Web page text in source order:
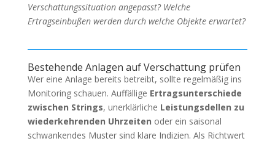
Verschattungssituation angepasst? Welche
Ertragseinbußen werden durch welche Objekte erwartet?
Bestehende Anlagen auf Verschattung prüfen
Wer eine Anlage bereits betreibt, sollte regelmäßig ins
Monitoring schauen. Auffällige Ertragsunterschiede
zwischen Strings, unerklärliche Leistungsdellen zu
wiederkehrenden Uhrzeiten oder ein saisonal
schwankendes Muster sind klare Indizien. Als Richtwert